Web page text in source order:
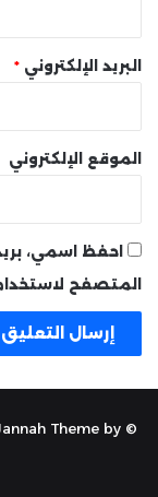
البريد الإلكتروني *
الموقع الإلكتروني
احفظ اسمي،
المتصفح
© Copyright 2026, All Rights Reserved |
Theme by